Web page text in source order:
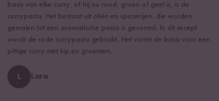
basis van elke curry, of hij nu rood, groen of geel is, is de
currypasta. Het bestaat uit oliën en specerijen, die worden
gemalen tot een aromatische pasta is gevormd. In dit recept
wordt de rode currypasta gebruikt. Het vormt de basis voor een
pittige curry met kip en groenten.
L Lara